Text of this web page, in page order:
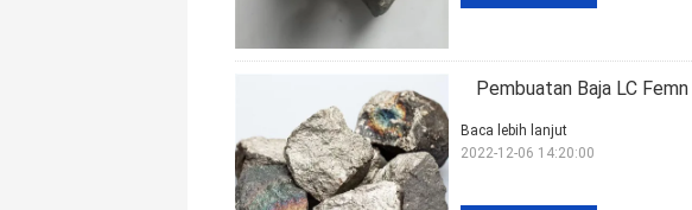
Pembuatan Baja LC
Baca lebih lanjut
2022-12-06 14:20:00